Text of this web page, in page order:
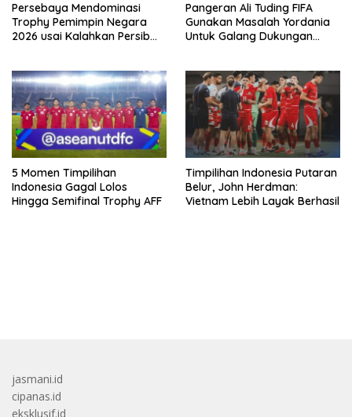
Persebaya Mendominasi
Trophy Pemimpin Negara
2026 usai Kalahkan Persib
Pangeran Ali Tuding FIFA
Gunakan Masalah Yordania
Untuk Galang Dukungan
5 Momen Timpilihan
Indonesia Gagal Lolos
Hingga Semifinal Trophy AFF
Timpilihan Indonesia Putaran
Belur, John Herdman:
Vietnam Lebih Layak Berhasil
jasmani.id
cipanas.id
eksklusif.id